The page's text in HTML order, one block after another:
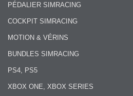
PÉDALIER SIMRACING
COCKPIT SIMRACING
MOTION & VÉRINS
BUNDLES SIMRACING
PS4, PS5
XBOX ONE, XBOX SERIES